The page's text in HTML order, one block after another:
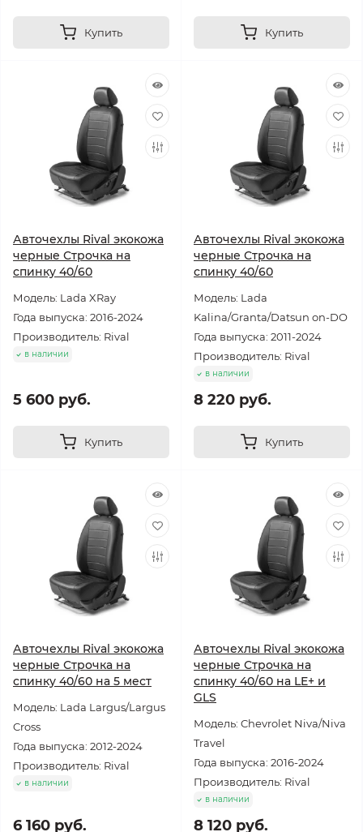
Купить Купить
Авточехлы Rival экокожа
черные Строчка на
спинку 40/60
Модель: Lada XRay
Года выпуска: 2016-2024
Производитель: Rival
в наличии
5 600 руб.
Купить
Авточехлы Rival экокожа
черные Строчка на
спинку 40/60
Модель: Lada
Kalina/Granta/Datsun on-DO
Года выпуска: 2011-2024
Производитель: Rival
в наличии
8 220 руб.
Купить
Авточехлы Rival экокожа
черные Строчка на
спинку 40/60 на 5 мест
Модель: Lada Largus/Largus
Cross
Года выпуска: 2012-2024
Производитель: Rival
в наличии
6 160 руб.
Авточехлы Rival экокожа
черные Строчка на
спинку 40/60 на LE+ и
GLS
Модель: Chevrolet Niva/Niva
Travel
Года выпуска: 2016-2024
Производитель: Rival
в наличии
8 120 руб.